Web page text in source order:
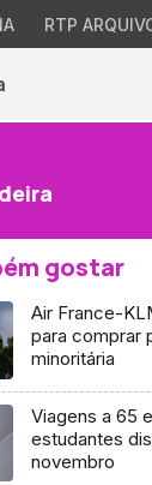
RTP
gostar
Air France-
para comprar
minoritária
Viagens a 65
estudantes
novembro